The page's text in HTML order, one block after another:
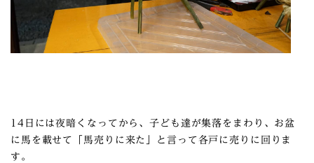
14日には夜暗くなってから、子ども達が集落をまわり、お盆
に馬を載せて「馬売りに来た」と言って各戸に売りに回りま
す。